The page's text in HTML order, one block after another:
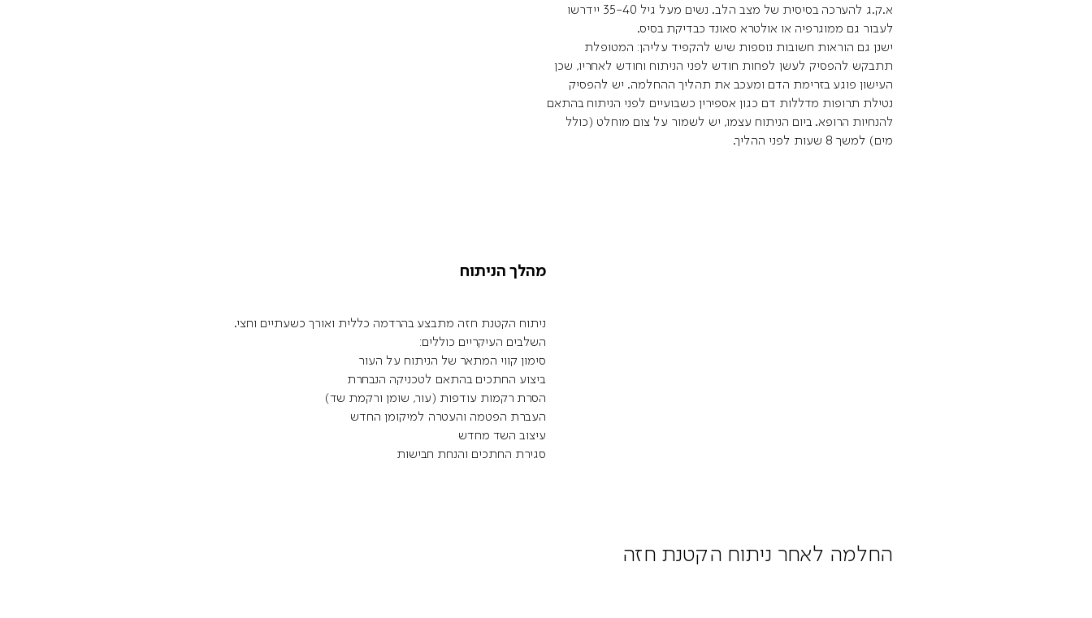
א.ק.ג להערכה בסיסית של מצב הלב. נשים מעל גיל 35-40 יידרשו
לעבור גם ממוגרפיה או אולטרא סאונד כבדיקת בסיס.
ישנן גם הוראות חשובות נוספות שיש להקפיד עליהן: המטופלת
תתבקש להפסיק לעשן לפחות חודש לפני הניתוח וחודש לאחריו, שכן
העישון פוגע בזרימת הדם ומעכב את תהליך ההחלמה. יש להפסיק
נטילת תרופות מדללות דם כגון אספירין כשבועיים לפני הניתוח בהתאם
להנחיות הרופא. ביום הניתוח עצמו, יש לשמור על צום מוחלט (כולל
מים) למשך 8 שעות לפני ההליך.
מהלך הניתוח
ניתוח הקטנת חזה מתבצע בהרדמה כללית ואורך כשעתיים וחצי.
השלבים העיקריים כוללים:
סימון קווי המתאר של הניתוח על העור
ביצוע החתכים בהתאם לטכניקה הנבחרת
הסרת רקמות עודפות (עור, שומן ורקמת שד)
העברת הפטמה והעטרה למיקומן החדש
עיצוב השד מחדש
סגירת החתכים והנחת חבישות
החלמה לאחר ניתוח הקטנת חזה